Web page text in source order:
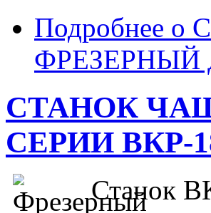
Подробнее о
ФРЕЗЕРНЫЙ
СТАНОК
СЕРИИ ВКР-
Станок